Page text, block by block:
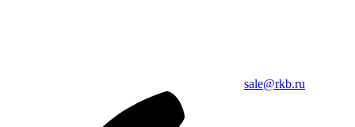
sale@rkb.ru